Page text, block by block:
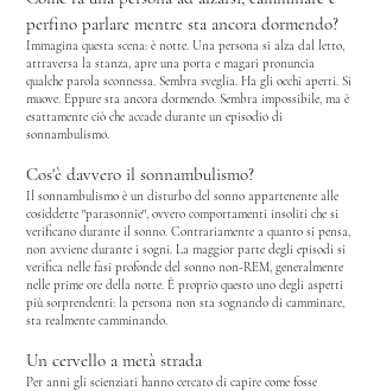
perfino parlare mentre sta ancora dormendo?
Immagina questa scena: è notte. Una persona si alza dal letto,
attraversa la stanza, apre una porta e magari pronuncia
qualche parola sconnessa. Sembra sveglia. Ha gli occhi aperti. Si
muove. Eppure sta ancora dormendo. Sembra impossibile, ma è
esattamente ciò che accade durante un episodio di
sonnambulismo.
Cos'è davvero il sonnambulismo?
Il sonnambulismo è un disturbo del sonno appartenente alle
cosiddette "parasonnie", ovvero comportamenti insoliti che si
verificano durante il sonno. Contrariamente a quanto si pensa,
non avviene durante i sogni. La maggior parte degli episodi si
verifica nelle fasi profonde del sonno non-REM, generalmente
nelle prime ore della notte. È proprio questo uno degli aspetti
più sorprendenti: la persona non sta sognando di camminare,
sta realmente camminando.
Un cervello a metà strada
Per anni gli scienziati hanno cercato di capire come fosse